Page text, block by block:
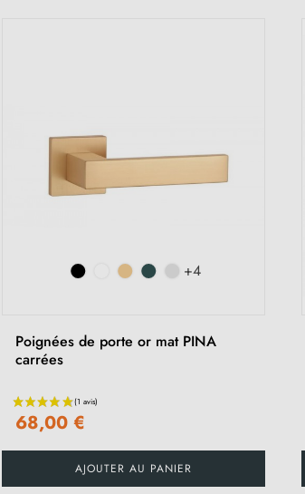
+4
Poignées de porte or mat PINA
carrées
68,00 €
AJOUTER AU PANIER